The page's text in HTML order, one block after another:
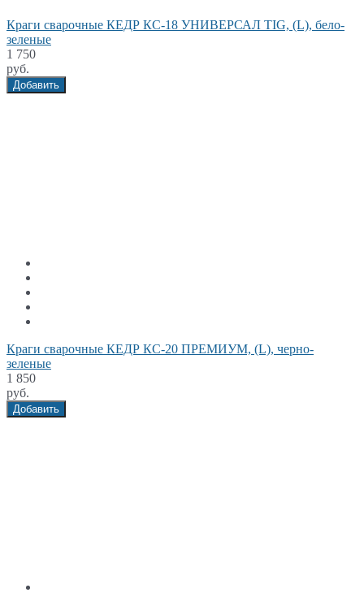
Краги сварочные КЕДР КС-18 УНИВЕРСАЛ TIG, (L), бело-
зеленые
1 750
руб.
Добавить
Краги сварочные КЕДР КС-20 ПРЕМИУМ, (L), черно-
зеленые
1 850
руб.
Добавить